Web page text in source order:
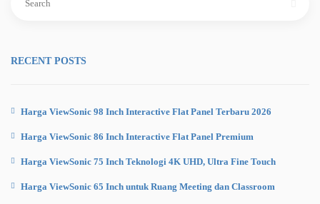
RECENT POSTS
Harga ViewSonic 98 Inch Interactive Flat Panel Terbaru 2026
Harga ViewSonic 86 Inch Interactive Flat Panel Premium
Harga ViewSonic 75 Inch Teknologi 4K UHD, Ultra Fine Touch
Harga ViewSonic 65 Inch untuk Ruang Meeting dan Classroom